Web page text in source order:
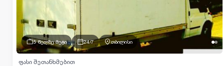
5 წელზე მეტი 24/7 თბილისი
ფასი შეთანხმებით